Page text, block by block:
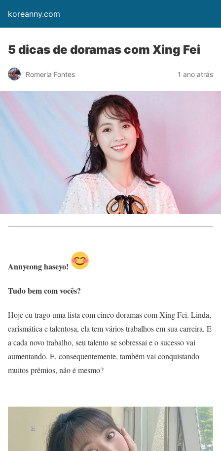
koreanny.com
5 dicas de doramas com Xing Fei
Romeria Fontes 1 ano atrás
Annyeong haseyo!
Tudo bem com vocês?
Hoje eu trago uma lista com cinco doramas com Xing Fei. Linda,
carismática e talentosa, ela tem vários trabalhos em sua carreira. E
a cada novo trabalho, seu talento se sobressai e o sucesso vai
aumentando. E, consequentemente, também vai conquistando
muitos prêmios, não é mesmo?